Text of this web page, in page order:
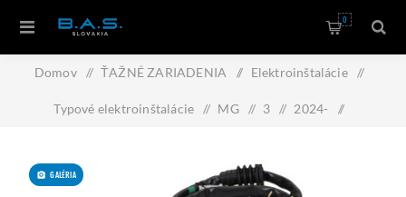
0
Domov / ŤAŽNÉ ZARIADENIA / Elektroinštalácie /
Typové elektroinštalácie / MG / 3 / 2024- /
GALÉRIA